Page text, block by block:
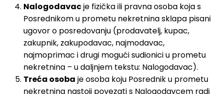
Nalogodavacje fizička ili pravna osoba koja s
Posrednikom u prometu nekretnina sklapa pisani
ugovor o posredovanju (prodavatelj, kupac,
zakupnik, zakupodavac, najmodavac,
najmoprimac i drugi mogući sudionici u prometu
nekretnina – u daljnjem tekstu: Nalogodavac).
Treća osoba je osoba koju Posrednik u prometu
nekretnina nastoji povezati s Nalogodavcem radi